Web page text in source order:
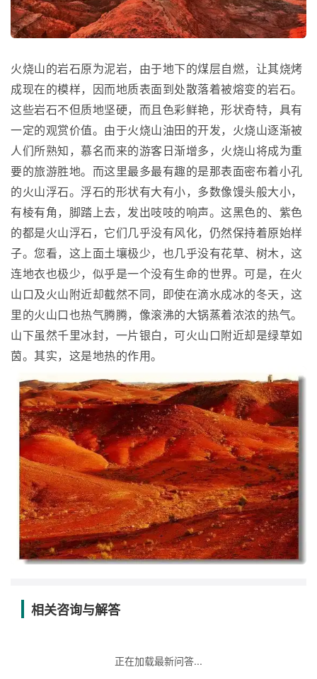
火烧山的岩石原为泥岩，由于地下的煤层自燃，让其烧烤
成现在的模样，因而地质表面到处散落着被熔变的岩石。
这些岩石不但质地坚硬，而且色彩鲜艳，形状奇特，具有
一定的观赏价值。由于火烧山油田的开发，火烧山逐渐被
人们所熟知，慕名而来的游客日渐增多，火烧山将成为重
要的旅游胜地。而这里最多最有趣的是那表面密布着小孔
的火山浮石。浮石的形状有大有小，多数像馒头般大小，
有棱有角，脚踏上去，发出吱吱的响声。这黑色的、紫色
的都是火山浮石，它们几乎没有风化，仍然保持着原始样
子。您看，这上面土壤极少，也几乎没有花草、树木，这
连地衣也极少，似乎是一个没有生命的世界。可是，在火
山口及火山附近却截然不同，即使在滴水成冰的冬天，这
里的火山口也热气腾腾，像滚沸的大锅蒸着浓浓的热气。
山下虽然千里冰封，一片银白，可火山口附近却是绿草如
茵。其实，这是地热的作用。
相关咨询与解答
正在加载最新问答...